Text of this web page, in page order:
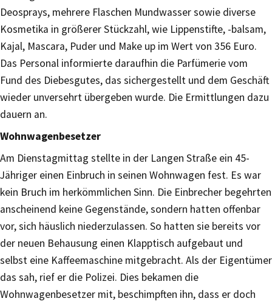
Deosprays, mehrere Flaschen Mundwasser sowie diverse
Kosmetika in größerer Stückzahl, wie Lippenstifte, -balsam,
Kajal, Mascara, Puder und Make up im Wert von 356 Euro.
Das Personal informierte daraufhin die Parfümerie vom
Fund des Diebesgutes, das sichergestellt und dem Geschäft
wieder unversehrt übergeben wurde. Die Ermittlungen dazu
dauern an.
Wohnwagenbesetzer
Am Dienstagmittag stellte in der Langen Straße ein 45-
Jähriger einen Einbruch in seinen Wohnwagen fest. Es war
kein Bruch im herkömmlichen Sinn. Die Einbrecher begehrten
anscheinend keine Gegenstände, sondern hatten offenbar
vor, sich häuslich niederzulassen. So hatten sie bereits vor
der neuen Behausung einen Klapptisch aufgebaut und
selbst eine Kaffeemaschine mitgebracht. Als der Eigentümer
das sah, rief er die Polizei. Dies bekamen die
Wohnwagenbesetzer mit, beschimpften ihn, dass er doch